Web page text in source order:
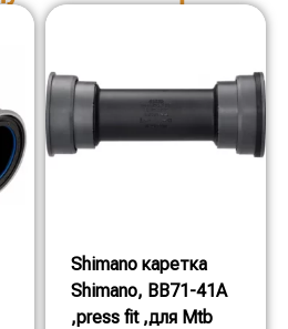
Shimano каретка
Shimano, BB71-41A
,press fit ,для Mtb